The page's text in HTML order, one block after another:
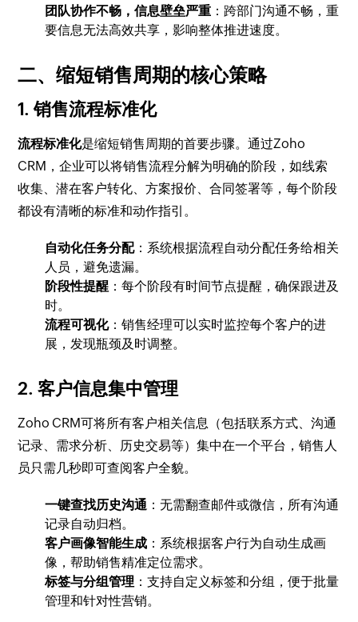
团队协作不畅，信息壁垒严重 ：跨部门沟通不畅，重
要信息无法高效共享，影响整体推进速度。
二、缩短销售周期的核心策略
1. 销售流程标准化
流程标准化是缩短销售周期的首要步骤。通过Zoho
CRM，企业可以将销售流程分解为明确的阶段，如线索
收集、潜在客户转化、方案报价、合同签署等，每个阶段
都设有清晰的标准和动作指引。
自动化任务分配：系统根据流程自动分配任务给相关
人员，避免遗漏。
阶段性提醒 ：每个阶段有时间节点提醒，确保跟进及
时。
流程可视化：销售经理可以实时监控每个客户的进
展，发现瓶颈及时调整。
2. 客户信息集中管理
Zoho CRM可将所有客户相关信息（包括联系方式、沟通
记录、需求分析、历史交易等）集中在一个平台，销售人
员只需几秒即可查阅客户全貌。
一键查找历史沟通 ：无需翻查邮件或微信，所有沟通
记录自动归档。
客户画像智能生成 ：系统根据客户行为自动生成画
像，帮助销售精准定位需求。
标签与分组管理 ：支持自定义标签和分组，便于批量
管理和针对性营销。